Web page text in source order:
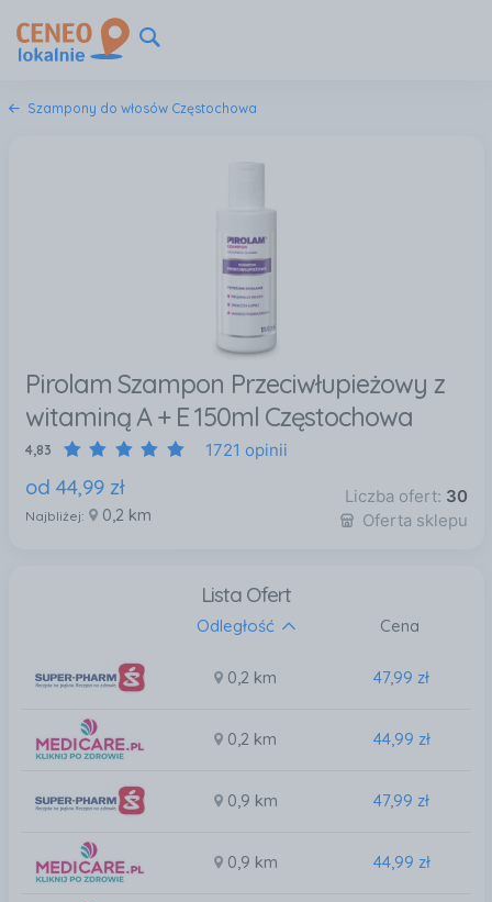
Szampony do włosów Częstochowa
Pirolam Szampon Przeciwłupieżowy z
witaminą A + E 150ml Częstochowa
4,83 1721 opinii
od 44,99 zł
Najbliżej: 0,2 km
Liczba ofert: 30
Oferta sklepu
Lista Ofert
Odległość Cena
0,2 km 47,99 zł
0,2 km 44,99 zł
0,9 km 47,99 zł
0,9 km 44,99 zł